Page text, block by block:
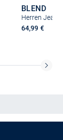
BLEND
64,99 €